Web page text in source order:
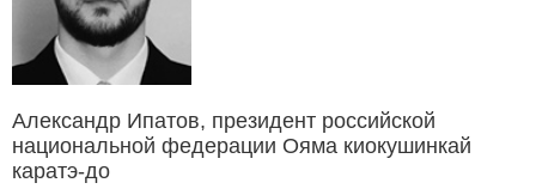
Александр Ипатов, президент российской
национальной федерации Ояма киокушинкай
каратэ-до